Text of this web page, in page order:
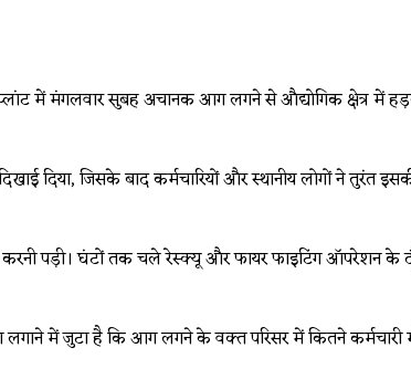
प्लांट में मंगलवार सुबह अचानक आग लगने से औद्योगिक क्षेत्र
दिया, जिसके बाद कर्मचारियों और स्थानीय लोगों ने तुरंत
पड़ी। घंटों तक चले रेस्क्यू और फायर फाइटिंग ऑपरेशन के
लगाने में जुटा है कि आग लगने के वक्त परिसर में कितने